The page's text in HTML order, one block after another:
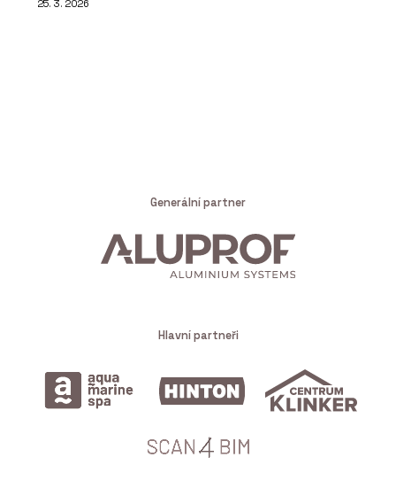
25. 3. 2026
Generální partner
Hlavní partneři